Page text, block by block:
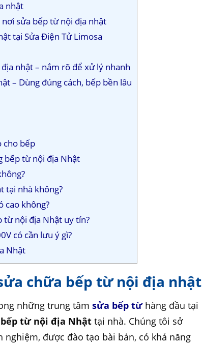
nhật
sửa bếp từ nội địa nhật
tại Sửa Điện Tử Limosa
nhật – nắm rõ để xử lý nhanh
– Dùng đúng cách, bếp bền lâu
cho bếp
bếp từ nội địa Nhật
tại nhà không?
cao không?
từ nội địa Nhật uy tín?
có cần lưu ý gì?
Nhật
chữa bếp từ nội địa nhật
những trung tâmsửa bếp từhàng đầu tại
từ nội địa Nhật tại nhà. Chúng tôi sở
được đào tạo bài bản, có khả năng